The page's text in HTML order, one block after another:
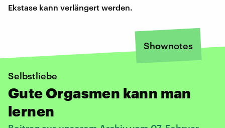
Ekstase kann verlängert werden.
Shownotes
Selbstliebe
Gute Orgasmen kann man
lernen